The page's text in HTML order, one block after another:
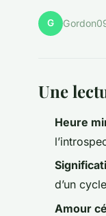
G Gordon
Une
Heure
d’un
Amour